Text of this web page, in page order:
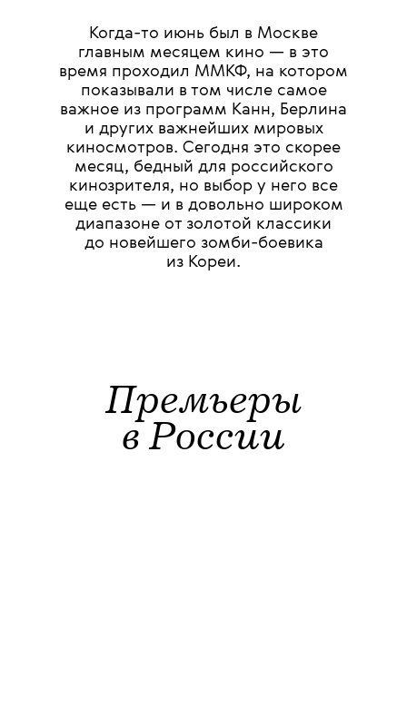
Когда-то июнь был в Москве
главным месяцем кино — в это
время проходил ММКФ, на котором
показывали в том числе самое
важное из программ Канн, Берлина
и других важнейших мировых
киносмотров. Сегодня это скорее
месяц, бедный для российского
кинозрителя, но выбор у него все
еще есть — и в довольно широком
диапазоне от золотой классики
до новейшего зомби-боевика
из Кореи.
Премьеры
в России